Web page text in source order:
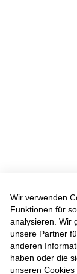
Wir verwenden
Funktionen für
analysieren. Wir
unsere Partner
anderen
haben oder die
unseren